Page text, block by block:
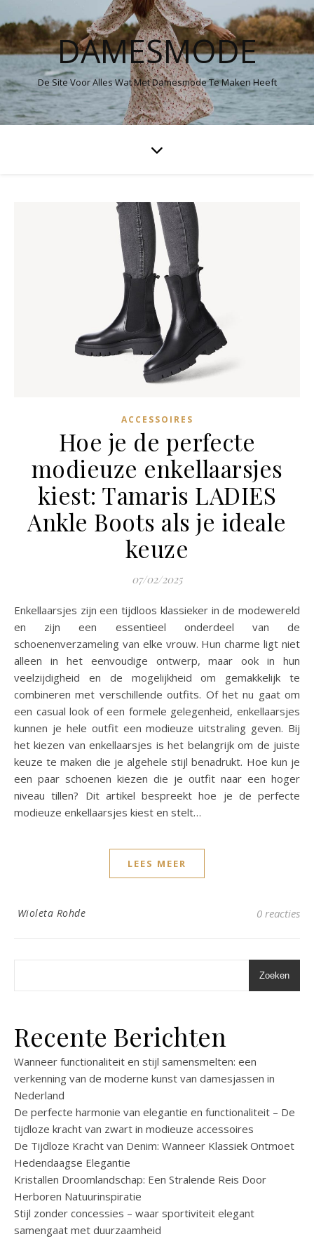
DAMESMODE
De Site Voor Alles Wat Met Damesmode Te Maken Heeft
ACCESSOIRES
Hoe je de perfecte
modieuze enkellaarsjes
kiest: Tamaris LADIES
Ankle Boots als je ideale
keuze
07/02/2025
Enkellaarsjes zijn een tijdloos klassieker in de modewereld
en zijn een essentieel onderdeel van de
schoenenverzameling van elke vrouw. Hun charme ligt niet
alleen in het eenvoudige ontwerp, maar ook in hun
veelzijdigheid en de mogelijkheid om gemakkelijk te
combineren met verschillende outfits. Of het nu gaat om
een casual look of een formele gelegenheid, enkellaarsjes
kunnen je hele outfit een modieuze uitstraling geven. Bij
het kiezen van enkellaarsjes is het belangrijk om de juiste
keuze te maken die je algehele stijl benadrukt. Hoe kun je
een paar schoenen kiezen die je outfit naar een hoger
niveau tillen? Dit artikel bespreekt hoe je de perfecte
modieuze enkellaarsjes kiest en stelt…
LEES MEER
Wioleta Rohde 0 reacties
Zoeken
Recente Berichten
Wanneer functionaliteit en stijl samensmelten: een
verkenning van de moderne kunst van damesjassen in
Nederland
De perfecte harmonie van elegantie en functionaliteit – De
tijdloze kracht van zwart in modieuze accessoires
De Tijdloze Kracht van Denim: Wanneer Klassiek Ontmoet
Hedendaagse Elegantie
Kristallen Droomlandschap: Een Stralende Reis Door
Herboren Natuurinspiratie
Stijl zonder concessies – waar sportiviteit elegant
samengaat met duurzaamheid